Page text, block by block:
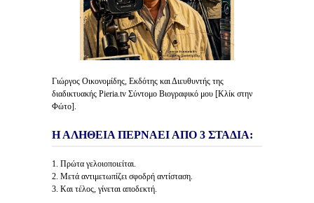
Γιώργος Οικονομίδης, Εκδότης και Διευθυντής της
διαδικτυακής Pieria.tv Σύντομο Βιογραφικό μου [Κλίκ στην
Φώτο].
Η ΑΛΗΘΕΙΑ ΠΕΡΝΑΕΙ ΑΠΟ 3 ΣΤΑΔΙΑ:
1. Πρώτα γελοιοποιείται.
2. Μετά αντιμετωπίζει σφοδρή αντίσταση.
3. Και τέλος, γίνεται αποδεκτή.